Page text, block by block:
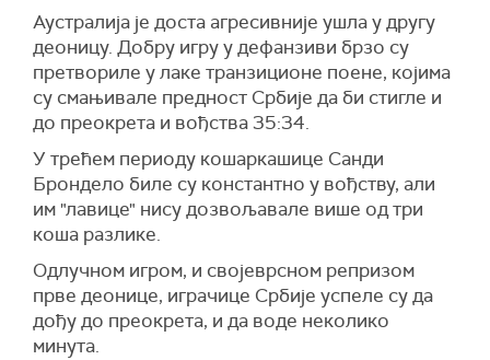
Аустралија је доста агресивније ушла у другу
деоницу. Добру игру у дефанзиви брзо су
претвориле у лаке транзиционе поене, којима
су смањивале предност Србије да би стигле и
до преокрета и вођства 35:34.
У трећем периоду кошаркашице Санди
Брондело биле су константно у вођству, али
им "лавице" нису дозвољавале више од три
коша разлике.
Одлучном игром, и својеврсном репризом
прве деонице, играчице Србије успеле су да
дођу до преокрета, и да воде неколико
минута.